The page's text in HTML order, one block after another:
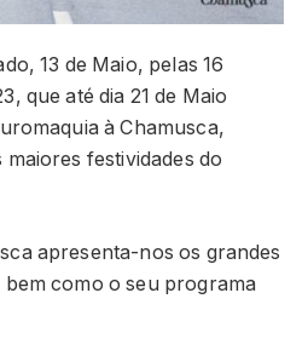
13 de Maio, pelas 16
que até dia 21 de Maio
à Chamusca,
maiores festividades do
apresenta-nos os grandes
como o seu programa